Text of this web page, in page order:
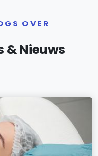
OVER
& Nieuws